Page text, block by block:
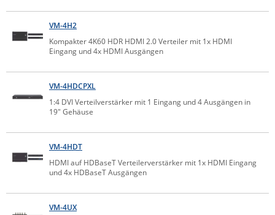
VM-4H2
Kompakter 4K60 HDR HDMI 2.0 Verteiler mit 1x HDMI
Eingang und 4x HDMI Ausgängen
VM-4HDCPXL
1:4 DVI Verteilverstärker mit 1 Eingang und 4 Ausgängen in
19" Gehäuse
VM-4HDT
HDMI auf HDBaseT Verteilerverstärker mit 1x HDMI Eingang
und 4x HDBaseT Ausgängen
VM-4UX